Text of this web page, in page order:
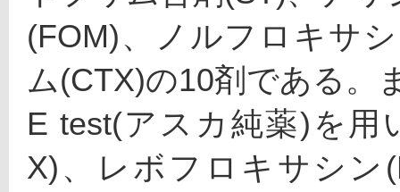
(FOM)、ノルフロキサ
ム(CTX)の10剤である。
E test(アスカ純薬)を
X)、レボフロキサシン